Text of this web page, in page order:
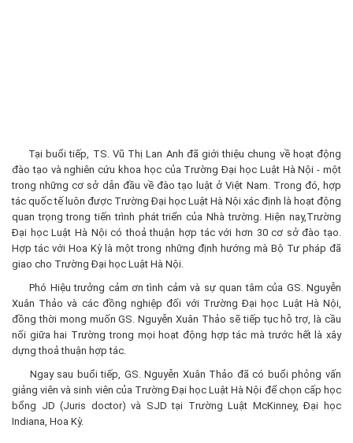
Tại buổi tiếp, TS. Vũ Thị Lan Anh đã giới thiệu chung về hoạt động
đào tạo và nghiên cứu khoa học của Trường Đại học Luật Hà Nội - một
trong những cơ sở dẫn đầu về đào tạo luật ở Việt Nam. Trong đó, hợp
tác quốc tế luôn được Trường Đại học Luật Hà Nội xác định là hoạt động
quan trọng trong tiến trình phát triển của Nhà trường. Hiện nay,Trường
Đại học Luật Hà Nội có thoả thuận hợp tác với hơn 30 cơ sở đào tạo.
Hợp tác với Hoa Kỳ là một trong những định hướng mà Bộ Tư pháp đã
giao cho Trường Đại học Luật Hà Nội.
Phó Hiệu trưởng cảm ơn tình cảm và sự quan tâm của GS. Nguyễn
Xuân Thảo và các đồng nghiệp đối với Trường Đại học Luật Hà Nội,
đồng thời mong muốn GS. Nguyễn Xuân Thảo sẽ tiếp tục hỗ trợ, là cầu
nối giữa hai Trường trong mọi hoạt động hợp tác mà trước hết là xây
dựng thoả thuận hợp tác.
Ngay sau buổi tiếp, GS. Nguyễn Xuân Thảo đã có buổi phỏng vấn
giảng viên và sinh viên của Trường Đại học Luật Hà Nội để chọn cấp học
bổng JD (Juris doctor) và SJD tại Trường Luật McKinney, Đại học
Indiana, Hoa Kỳ.